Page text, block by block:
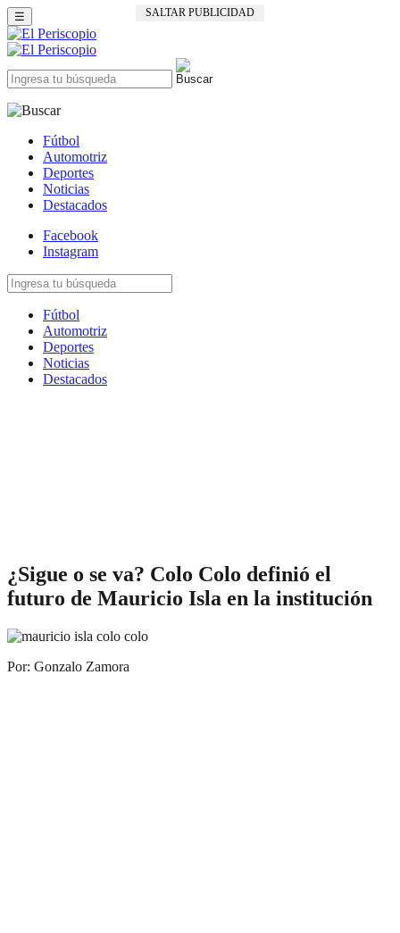
SALTAR PUBLICIDAD
☰
Fútbol
Automotriz
Deportes
Noticias
Destacados
Facebook
Instagram
Fútbol
Automotriz
Deportes
Noticias
Destacados
¿Sigue o se va? Colo Colo definió el
futuro de Mauricio Isla en la institución
Por: Gonzalo Zamora